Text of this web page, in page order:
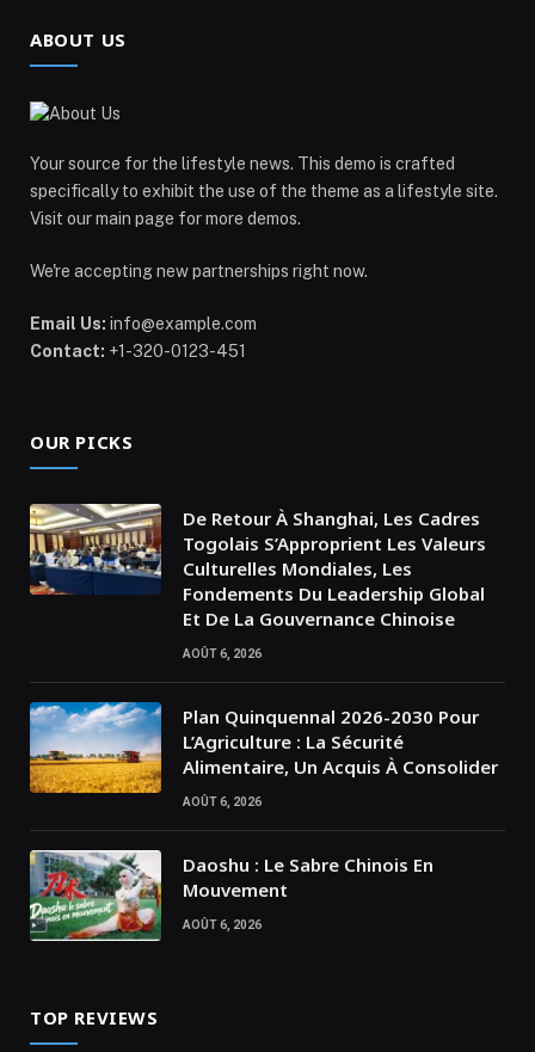
ABOUT US
Your source for the lifestyle news. This demo is crafted
specifically to exhibit the use of the theme as a lifestyle site.
Visit our main page for more demos.
We're accepting new partnerships right now.
Email Us: info@example.com
Contact: +1-320-0123-451
OUR PICKS
De Retour À Shanghai, Les Cadres
Togolais S’Approprient Les Valeurs
Culturelles Mondiales, Les
Fondements Du Leadership Global
Et De La Gouvernance Chinoise
AOÛT 6, 2026
Plan Quinquennal 2026-2030 Pour
L’Agriculture : La Sécurité
Alimentaire, Un Acquis À Consolider
AOÛT 6, 2026
Daoshu : Le Sabre Chinois En
Mouvement
AOÛT 6, 2026
TOP REVIEWS